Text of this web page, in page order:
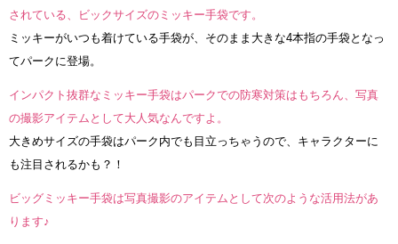
されている、ビックサイズのミッキー手袋です。
ミッキーがいつも着けている手袋が、そのまま大きな4本指の手袋となっ
てパークに登場。
インパクト抜群なミッキー手袋はパークでの防寒対策はもちろん、写真
の撮影アイテムとして大人気なんですよ。
大きめサイズの手袋はパーク内でも目立っちゃうので、キャラクターに
も注目されるかも？！
ビッグミッキー手袋は写真撮影のアイテムとして次のような活用法があ
ります♪